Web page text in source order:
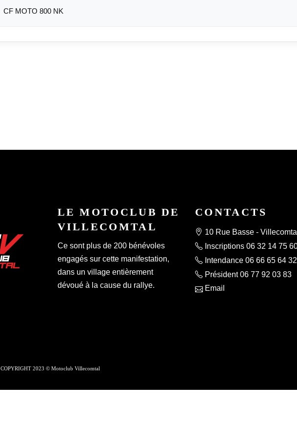
CF MOTO 800 NK
LE MOTOCLUB DE
VILLECOMTAL
Ce sont plus de 200 bénévoles
engagés sur cette manifestation,
dans un village entièrement
dévoué à la cause du rallye.
CONTACTS
10 Rue Basse -
Inscriptions 06 32 14 75
Intendance 06 66 65 64 32
Président 06 77 92 03 83
Email
COPYRIGHT 2023 © Motoclub Villecomtal